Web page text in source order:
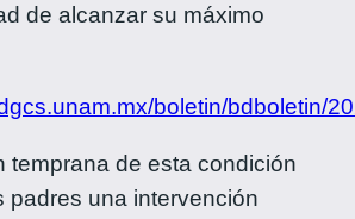
de alcanzar su máximo
boletin/bdboletin/
temprana de esta condición
padres una intervención